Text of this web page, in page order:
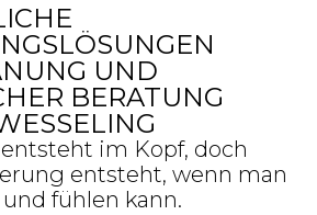
UND
BERATUNG
im Kopf, doch
entsteht, wenn man
fühlen kann.